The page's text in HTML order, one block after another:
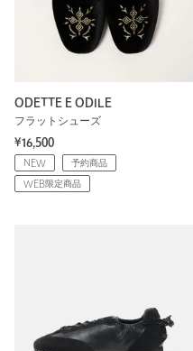
ODETTE E ODILE
フラットシューズ
¥16,500
NEW 予約商品
WEB限定商品